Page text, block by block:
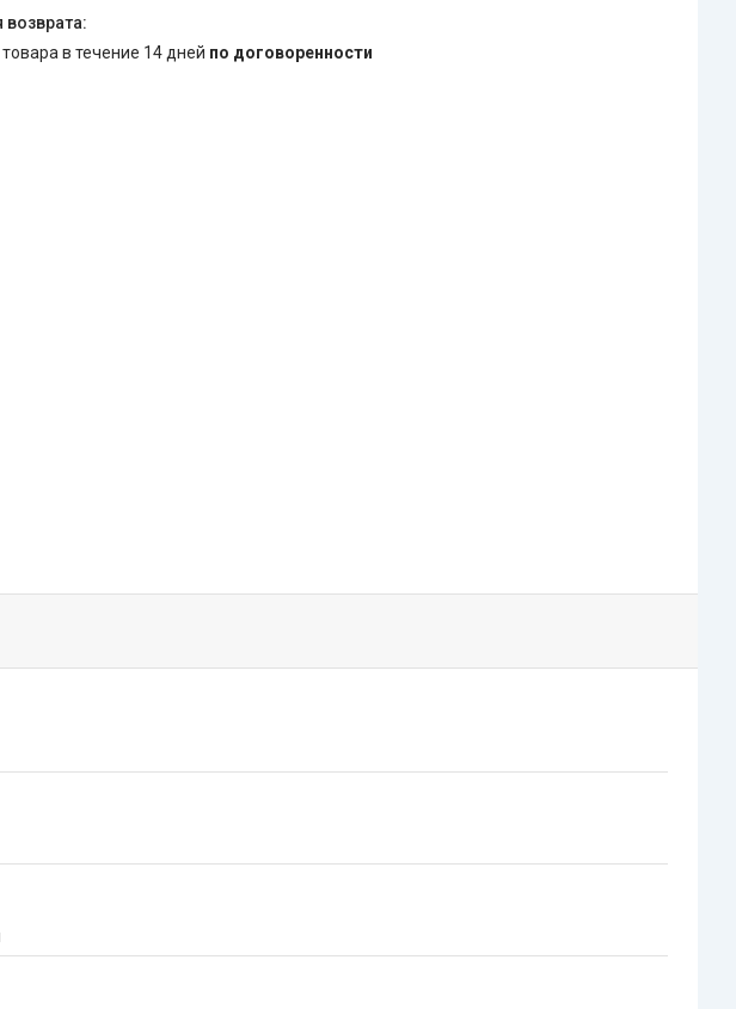
товара в течение 14 дней по договоренности